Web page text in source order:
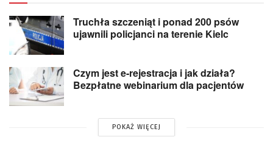
Truchła szczeniąt i ponad 200 psów
ujawnili policjanci na terenie Kielc
Czym jest e-rejestracja i jak działa?
Bezpłatne webinarium dla pacjentów
POKAŻ WIĘCEJ